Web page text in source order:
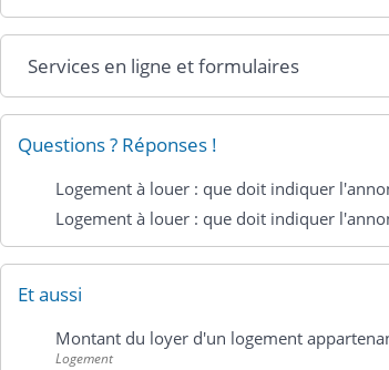
Services en ligne et formulaires
Questions ? Réponses !
Logement à louer : que doit indiquer
Logement à louer : que doit indiquer
Et aussi
Montant du loyer d'un logement
Logement